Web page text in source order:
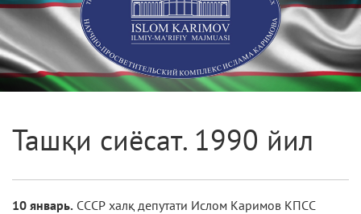
Ташқи сиёсат. 1990 йил
10 январь. СССР халқ депутати Ислом Каримов КПСС